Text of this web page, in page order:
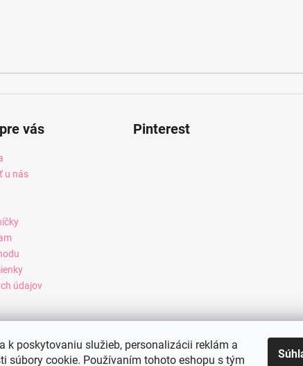
k poskytovaniu služieb, personalizácii reklám a
súbory cookie. Používaním tohoto eshopu s tým
vás
u nás
údajov
Pinterest